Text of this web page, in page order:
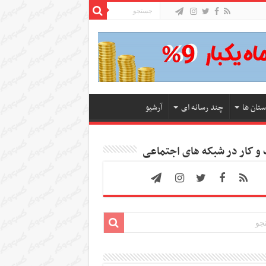
ها چند رسانه ای آرشیو
کار در شبکه های اجتماعی